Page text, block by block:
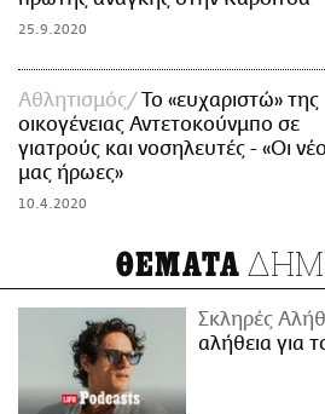
25.9.2020
Αθλητισμός
To «ευχαριστώ» της
οικογένειας Αντετοκούνμπο σε
γιατρούς και νοσηλευτές - «Οι
μας ήρωες»
10.4.2020
ΘΕΜΑΤΑ
Σκληρές
αλήθεια για